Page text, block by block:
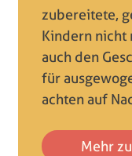
zubereitete,
Kindern nicht
auch den
für
achten auf
Mehr